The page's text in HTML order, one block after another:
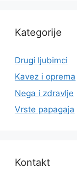
Kategorije
Drugi ljubimci
Kavez i oprema
Nega i zdravlje
Vrste papagaja
Kontakt